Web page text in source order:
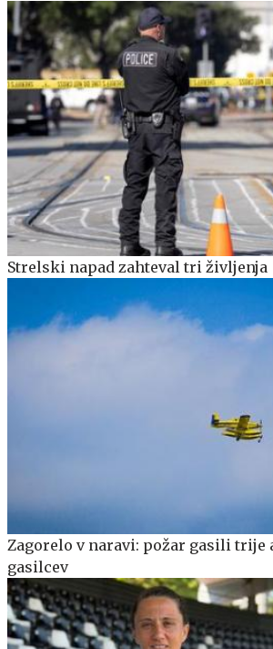
Strelski napad zahteval tri življenja
Zagorelo v naravi: požar gasili
gasilcev